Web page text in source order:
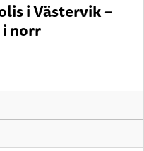
i Västervik –
norr